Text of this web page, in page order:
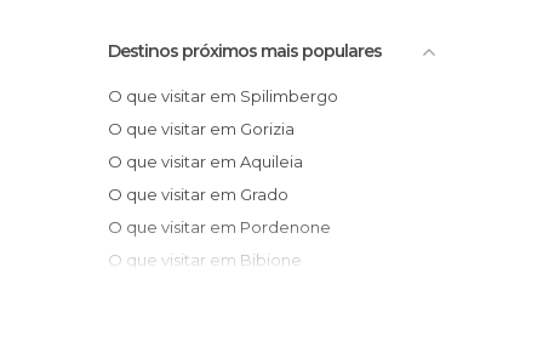
Destinos próximos mais populares
O que visitar em Spilimbergo
O que visitar em Gorizia
O que visitar em Aquileia
O que visitar em Grado
O que visitar em Pordenone
O que visitar em Bibione